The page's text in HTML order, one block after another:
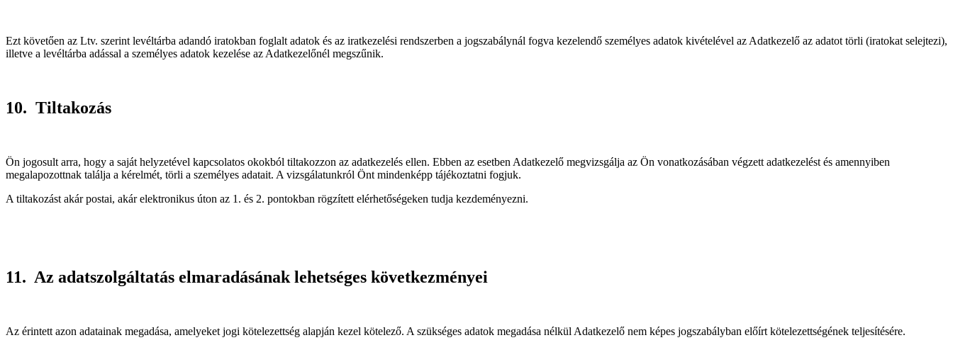
Ezt követően az Ltv. szerint levéltárba adandó iratokban foglalt adatok és az iratkezelési rendszerben a jogszabálynál fogva kezelendő személyes adatok kivételével az Adatkezelő az adatot törli (iratokat selejtezi),
illetve a levéltárba adással a személyes adatok kezelése az Adatkezelőnél megszűnik.
10. Tiltakozás
Ön jogosult arra, hogy a saját helyzetével kapcsolatos okokból tiltakozzon az adatkezelés ellen. Ebben az esetben Adatkezelő megvizsgálja az Ön vonatkozásában végzett adatkezelést és amennyiben
megalapozottnak találja a kérelmét, törli a személyes adatait. A vizsgálatunkról Önt mindenképp tájékoztatni fogjuk.
A tiltakozást akár postai, akár elektronikus úton az 1. és 2. pontokban rögzített elérhetőségeken tudja kezdeményezni.
11. Az adatszolgáltatás elmaradásának lehetséges következményei
Az érintett azon adatainak megadása, amelyeket jogi kötelezettség alapján kezel kötelező. A szükséges adatok megadása nélkül Adatkezelő nem képes jogszabályban előírt kötelezettségének teljesítésére.